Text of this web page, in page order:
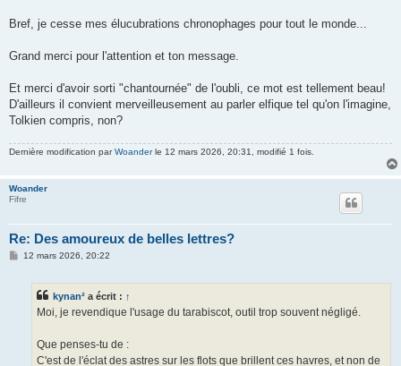
Bref, je cesse mes élucubrations chronophages pour tout le monde...
Grand merci pour l'attention et ton message.
Et merci d'avoir sorti "chantournée" de l'oubli, ce mot est tellement beau!
D'ailleurs il convient merveilleusement au parler elfique tel qu'on l'imagine,
Tolkien compris, non?
Dernière modification parWoanderle 12 mars 2026, 20:31, modifié 1 fois.
Woander
Fifre
Re: Des amoureux de belles lettres?
M
12 mars 2026, 20:22
kynan² a écrit : ↑
Moi, je revendique l'usage du tarabiscot, outil trop souvent négligé.
Que penses-tu de :
C'est de l'éclat des astres sur les flots que brillent ces havres, et non de